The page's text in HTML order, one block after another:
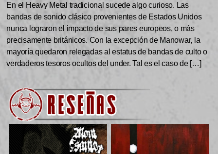
En el Heavy Metal tradicional sucede algo curioso. Las
bandas de sonido clásico provenientes de Estados Unidos
nunca lograron el impacto de sus pares europeos, o más
precisamente británicos. Con la excepción de Manowar, la
mayoría quedaron relegadas al estatus de bandas de culto o
verdaderos tesoros ocultos del under. Tal es el caso de […]